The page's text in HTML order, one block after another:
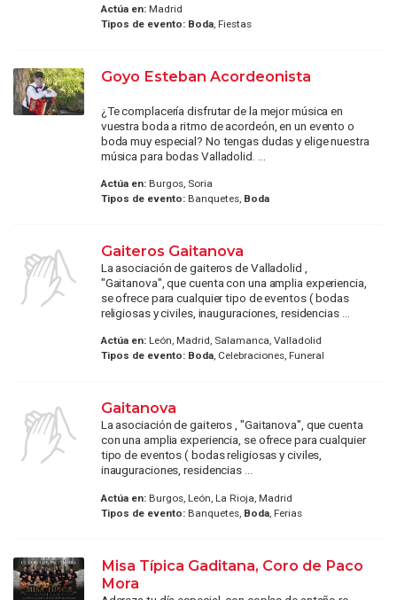
Actúa en:Madrid
Tipos de evento: Boda, Fiestas
Goyo Esteban Acordeonista
¿Te complacería disfrutar de la mejor música en
vuestra boda a ritmo de acordeón, en un evento o
boda muy especial? No tengas dudas y elige nuestra
música para bodas Valladolid. ...
Actúa en:Burgos, Soria
Tipos de evento:Banquetes, Boda
Gaiteros Gaitanova
La asociación de gaiteros de Valladolid ,
"Gaitanova", que cuenta con una amplia experiencia,
se ofrece para cualquier tipo de eventos ( bodas
religiosas y civiles, inauguraciones, residencias ...
Actúa en:León, Madrid, Salamanca, Valladolid
Tipos de evento: Boda, Celebraciones, Funeral
Gaitanova
La asociación de gaiteros , "Gaitanova", que cuenta
con una amplia experiencia, se ofrece para cualquier
tipo de eventos ( bodas religiosas y civiles,
inauguraciones, residencias ...
Actúa en:Burgos, León, La Rioja, Madrid
Tipos de evento:Banquetes, Boda, Ferias
Misa Típica Gaditana, Coro de Paco
Mora